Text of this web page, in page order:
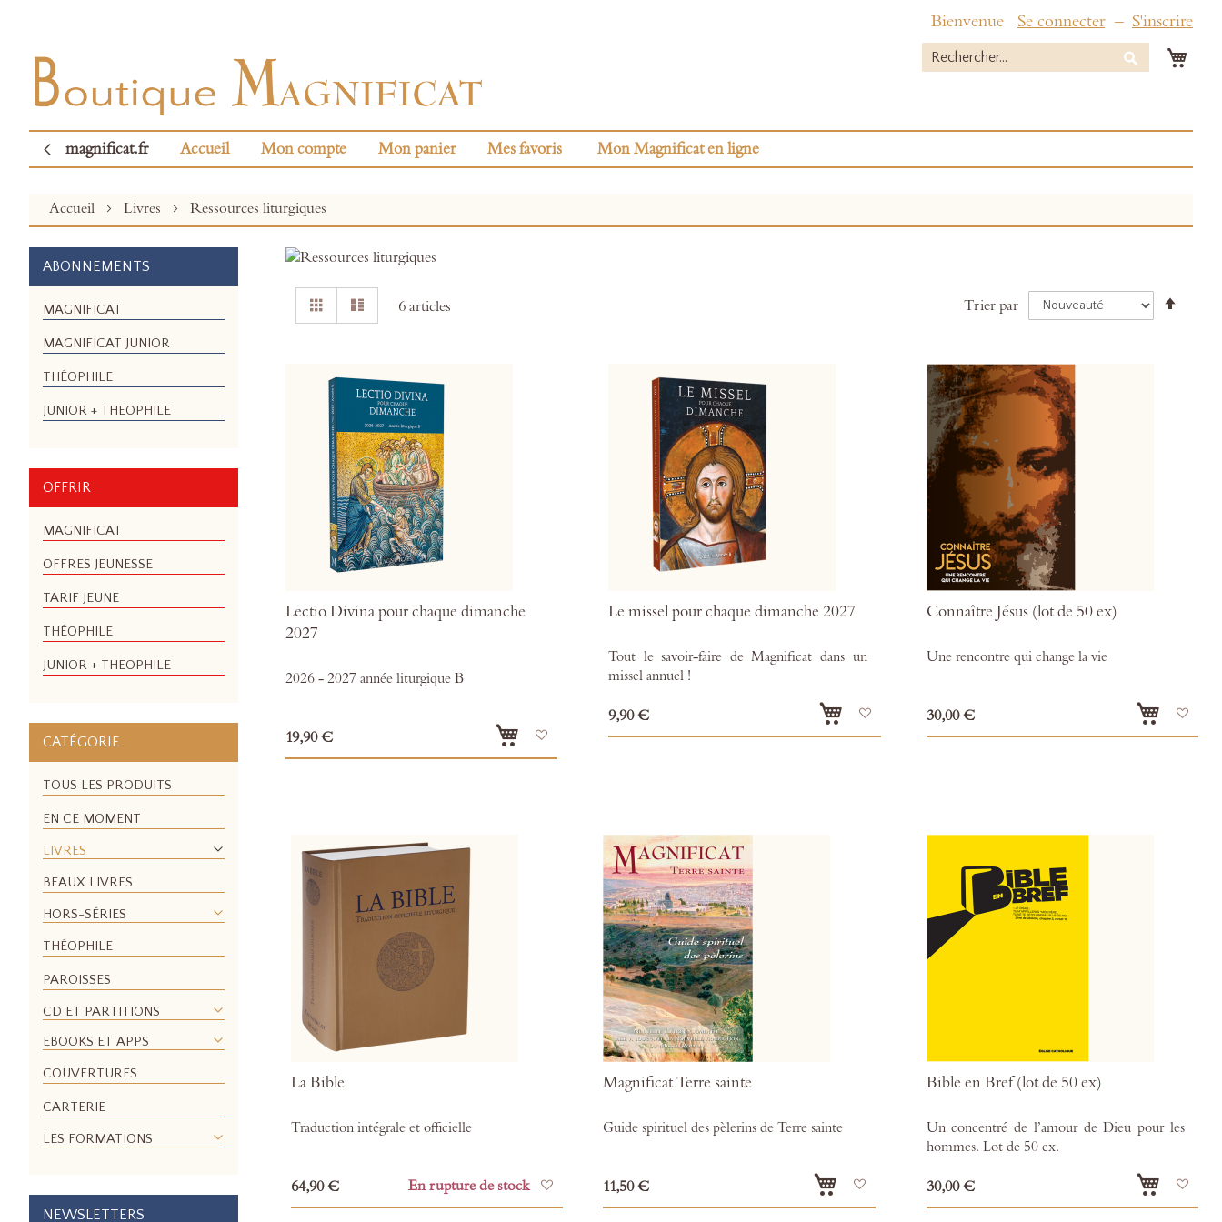
Bienvenue Se connecter S'inscrire
Rechercher
magnificat.fr Accueil Mon compte Mon panier Mes favoris Mon Magnificat en ligne
Accueil Livres Ressources liturgiques
Afficher
Grille 6articles Trier par
Lectio Divina pour chaque dimanche
2027
2026 - 2027 année liturgique B
19,90 €
Le missel pour chaque dimanche 2027
Tout le savoir-faire de Magnificat dans un
missel annuel !
9,90 €
Connaître Jésus (lot de 50 ex)
Une rencontre qui change la vie
30,00 €
La Bible
Traduction intégrale et officielle
64,90 € En rupture de stock
Magnificat Terre sainte
Guide spirituel des pèlerins de Terre sainte
11,50 €
Bible en Bref (lot de 50 ex)
Un concentré de l’amour de Dieu pour les
hommes. Lot de 50 ex.
30,00 €
ABONNEMENTS
MAGNIFICAT
MAGNIFICAT JUNIOR
THÉOPHILE
JUNIOR + THEOPHILE
OFFRIR
MAGNIFICAT
OFFRES JEUNESSE
TARIF JEUNE
THÉOPHILE
JUNIOR + THEOPHILE
CATÉGORIE
TOUS LES PRODUITS
EN CE MOMENT
LIVRES
BEAUX LIVRES
HORS-SÉRIES
THÉOPHILE
PAROISSES
CD ET PARTITIONS
EBOOKS ET APPS
COUVERTURES
CARTERIE
LES FORMATIONS
NEWSLETTERS